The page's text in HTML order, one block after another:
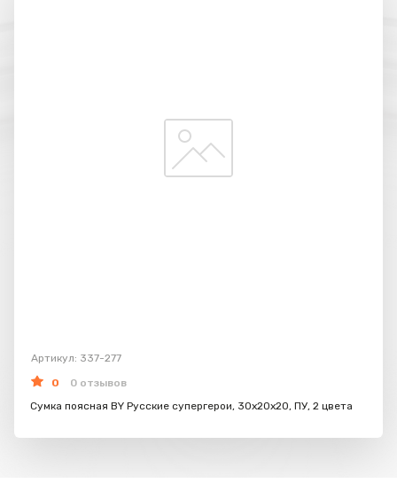
Артикул: 337-277
0
0 отзывов
Сумка поясная BY Русские супергерои, 30х20х20, ПУ, 2 цвета